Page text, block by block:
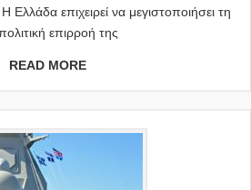
Ελλάδα επιχειρεί να μεγιστοποιήσει τη
επιρροή της
READ MORE